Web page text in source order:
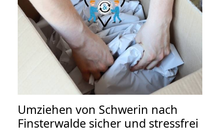
Umziehen von Schwerin nach
Finsterwalde sicher und stressfrei